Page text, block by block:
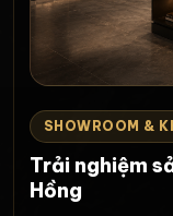
SHOWROOM &
Trải nghiệm
Hồng